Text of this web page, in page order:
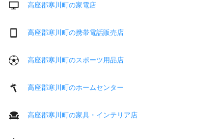
高座郡寒川町の家電店
高座郡寒川町の携帯電話販売店
高座郡寒川町のスポーツ用品店
高座郡寒川町のホームセンター
高座郡寒川町の家具・インテリア店